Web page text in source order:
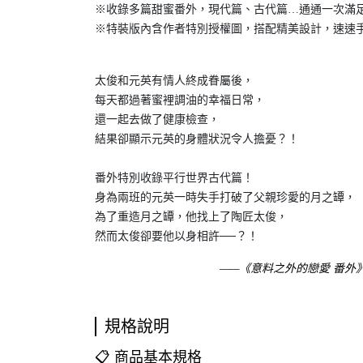
※收錄多篇甜蜜番外，現代篇、古代篇…通通一次滿
※特裝版內含作者特別授權圖，搭配精美設計，速速
太俊和元英有情人終成眷屬後，
每天都過著蜜裡調油的幸福日常，
還一起去做了健康檢查，
結果卻顯示元英的身體狀況令人擔憂？！
番外特別收錄平行世界古代篇！
身為兩班的元英一時失手打破了父親珍愛的月之罈，
為了重造月之罈，他找上了陶匠太俊，
然而太俊卻要他以身相許──？！
——《意料之外的戀愛 番外》
規格說明
📋 商品基本規格